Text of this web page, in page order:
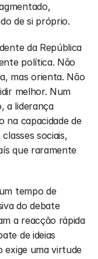
de si próprio.
da República
política. Não
mas orienta. Não
melhor. Num
a liderança
na capacidade de
sociais,
que raramente
tempo de
do debate
a reacção rápida
de ideias
uma virtude